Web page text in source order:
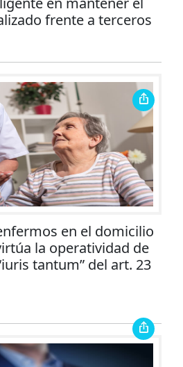
frente a terceros
en el domicilio
la operatividad de
tantum” del art. 23